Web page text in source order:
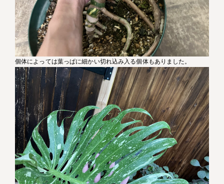
個体によっては葉っぱに細かい切れ込み入る個体もありました。